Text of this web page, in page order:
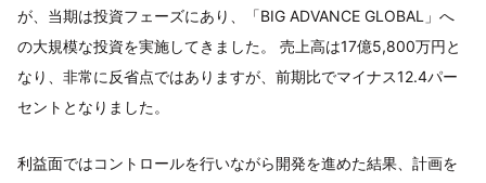
が、当期は投資フェーズにあり、「BIG ADVANCE GLOBAL」へ
の大規模な投資を実施してきました。 売上高は17億5,800万円と
なり、非常に反省点ではありますが、前期比でマイナス12.4パー
セントとなりました。
利益面ではコントロールを行いながら開発を進めた結果、計画を